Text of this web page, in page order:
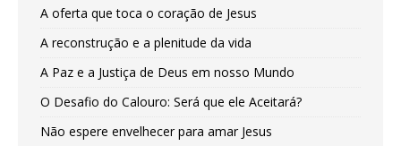
A oferta que toca o coração de Jesus
A reconstrução e a plenitude da vida
A Paz e a Justiça de Deus em nosso Mundo
O Desafio do Calouro: Será que ele Aceitará?
Não espere envelhecer para amar Jesus